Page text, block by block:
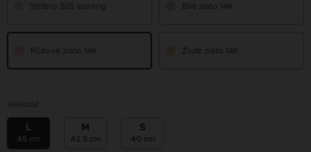
Stříbro 925 sterling Bílé zlato 14K
Růžové zlato 14K Žluté zlato 14K
Velikost
L
45 cm
M
42.5 cm
S
40 cm